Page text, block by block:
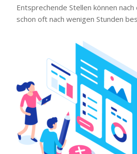
Entsprechende Stellen können
schon oft nach wenigen Stunden